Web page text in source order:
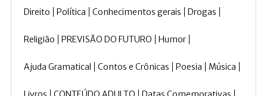
Direito Política Conhecimentos gerais Drogas
Religião PREVISÃO DO FUTURO Humor
Ajuda Gramatical Contos e Crônicas Poesia Música